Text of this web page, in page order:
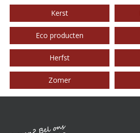
Kerst
Eco producten
Herfst
Zomer